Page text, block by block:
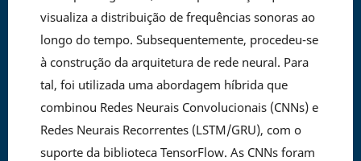
visualiza a distribuição de frequências sonoras ao
longo do tempo. Subsequentemente, procedeu-se
à construção da arquitetura de rede neural. Para
tal, foi utilizada uma abordagem híbrida que
combinou Redes Neurais Convolucionais (CNNs) e
Redes Neurais Recorrentes (LSTM/GRU), com o
suporte da biblioteca TensorFlow. As CNNs foram